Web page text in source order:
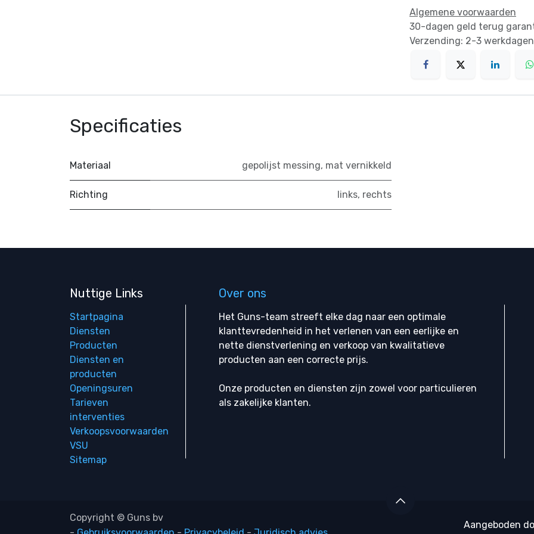
Algemene voorwaarden
30-dagen geld terug
Verzending: 2-3 werkdagen
Specificaties
Materiaal gepolijst messing, mat vernikkeld
Richting links, rechts
Nuttige Links
Startpagina
Diensten
Producten
Diensten en
producten
Openingsuren
Tarieven
interventies
Verkoopsvoorwaarden
VSU
Sitemap
Over ons
Het Guns-team streeft elke dag naar een optimale
klanttevredenheid in het verlenen van een eerlijke en
nette dienstverlening en verkoop van kwalitatieve
producten aan een correcte prijs.
Onze producten en diensten zijn zowel voor particulieren
als zakelijke klanten.
Copyright © Guns bv
Aangeboden